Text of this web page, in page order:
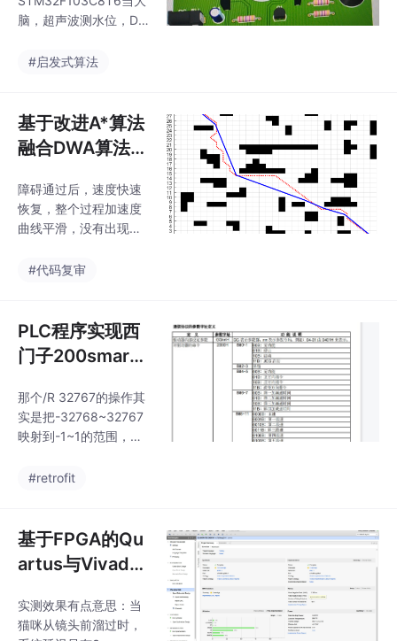
人上位机，实现对机器
人动作的精准操作以及
测、水泵控制，
程监控于一体
脑，超声波测水位，DS
控制水泵。今天带大家
点两下就能远程管理，
连阿里云都接上了，卷
死隔壁用机械浮球的老
理延迟有0.5秒，所以在
逻辑判断里加了软件去
抖，比硬件RC电路更省
温检测、水泵控制、水
机端APP
#启发式算法
基于改进A*算法
融合DWA算法的
MATLAB仿真程
序（含注释） 包
障碍通过后，速度快速
恢复，整个过程加速度
曲线平滑，没有出现突
制非常重要。地图扩展
耗时2.3秒，改进版1.7
秒（优化了节点扩展策
略）。看对比图（假装
色）几乎擦着障碍物
走，改进后的（蓝色）
明显保持安全距离。DW
合A*的全局信息，生成
安全距离。改进A*算法
做全
#代码复审
PLC程序实现西
门子200smart
频器，涵盖Mod
bus RTU轮询、
那个/R 32767的操作其
实是把-32768~32767
映射到-1~1的范围，具
量程定义。最后说个血
最后发现是变频器参数
里有个"通讯超时时
间"默认设了2秒，而PL
请求。这事说明书里藏
在附录B的脚注里，坑
#retrofit
基于FPGA的Qu
artus与Vivado
术：帧间差分法
实测效果有点意思：当
猫咪从镜头前溜过时，